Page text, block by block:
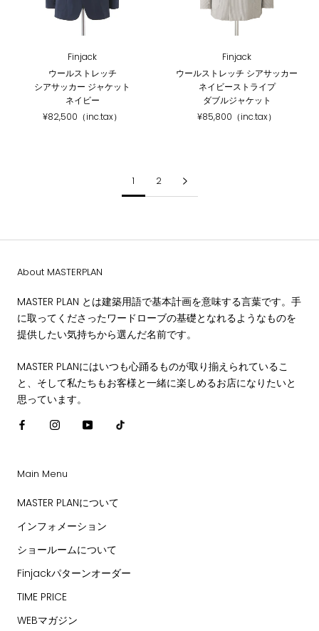
Finjack
ウールストレッチ
シアサッカー ジャケット
ネイビー
¥82,500（inc.tax）
Finjack
ウールストレッチ シアサッカー
ネイビーストライプ
ダブルジャケット
¥85,800（inc.tax）
1 2
About MASTERPLAN
MASTER PLAN とは建築用語で基本計画を意味する言葉です。手
に取ってくださったワードローブの基礎となれるようなものを
提供したい気持ちから選んだ名前です。
MASTER PLANにはいつも心踊るものが取り揃えられているこ
と、そして私たちもお客様と一緒に楽しめるお店になりたいと
思っています。
Main Menu
MASTER PLANについて
インフォメーション
ショールームについて
Finjackパターンオーダー
TIME PRICE
WEBマガジン